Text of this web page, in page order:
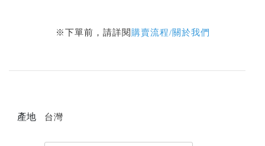
※下單前，請詳閱 購賣流程/關於我們
產地 台灣